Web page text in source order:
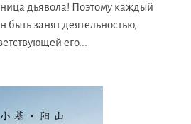
дьявола! Поэтому каждый
быть занят деятельностью,
его...